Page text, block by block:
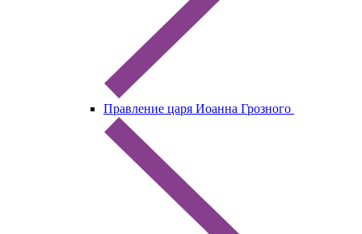
Правление царя Иоанна Грозного